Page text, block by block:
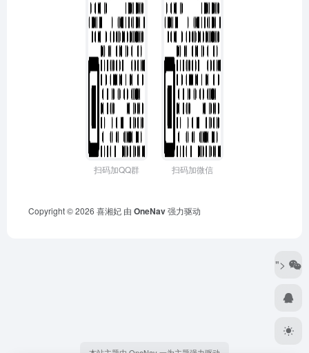
扫码加QQ群 扫码加微信
Copyright © 2026 喜湘妃 由 OneNav强力驱动
">